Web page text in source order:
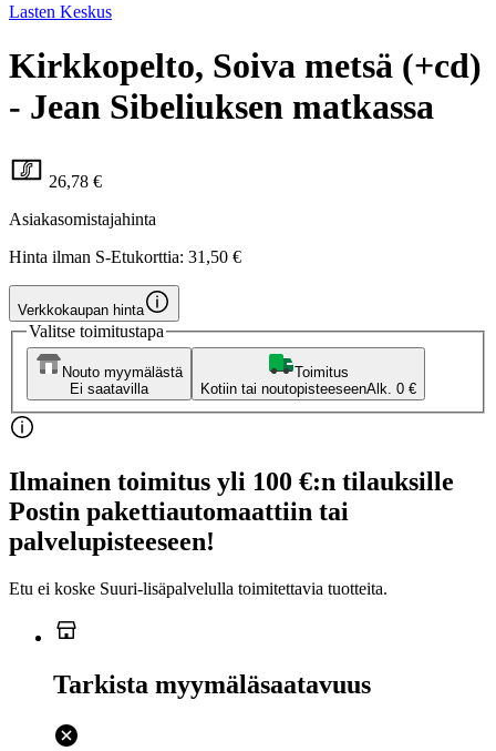
Lasten Keskus
Kirkkopelto, Soiva metsä (+cd)
- Jean Sibeliuksen matkassa
26,78 €
Asiakasomistajahinta
Hinta ilman S-Etukorttia: 31,50 €
Verkkokaupan hinta
Valitse toimitustapa
Nouto myymälästä
Ei saatavilla
Toimitus
Kotiin tai noutopisteeseenAlk. 0 €
Ilmainen toimitus yli 100 €:n tilauksille
Postin pakettiautomaattiin tai
palvelupisteeseen!
Etu ei koske Suuri‑lisäpalvelulla toimitettavia tuotteita.
Tarkista myymäläsaatavuus